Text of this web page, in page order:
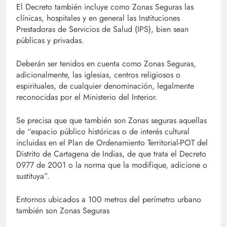
El Decreto también incluye como Zonas Seguras las
clínicas, hospitales y en general las Instituciones
Prestadoras de Servicios de Salud (IPS), bien sean
públicas y privadas.
Deberán ser tenidos en cuenta como Zonas Seguras,
adicionalmente, las iglesias, centros religiosos o
espirituales, de cualquier denominación, legalmente
reconocidas por el Ministerio del Interior.
Se precisa que que también son Zonas seguras aquellas
de “espacio público históricas o de interés cultural
incluidas en el Plan de Ordenamiento Territorial-POT del
Distrito de Cartagena de Indias, de que trata el Decreto
0977 de 2001 o la norma que la modifique, adicione o
sustituya”.
Entornos ubicados a 100 metros del perímetro urbano
también son Zonas Seguras